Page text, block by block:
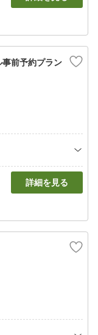
事前予約プラン
詳細を見る